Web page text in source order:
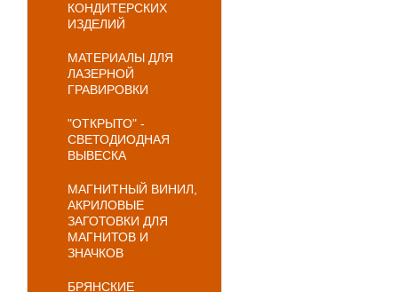
КОНДИТЕРСКИХ
ИЗДЕЛИЙ
МАТЕРИАЛЫ ДЛЯ
ЛАЗЕРНОЙ
ГРАВИРОВКИ
"ОТКРЫТО" -
СВЕТОДИОДНАЯ
ВЫВЕСКА
МАГНИТНЫЙ ВИНИЛ,
АКРИЛОВЫЕ
ЗАГОТОВКИ ДЛЯ
МАГНИТОВ И
ЗНАЧКОВ
БРЯНСКИЕ